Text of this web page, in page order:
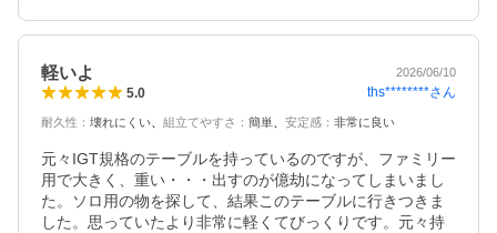
軽いよ 2026/06/10
5.0 ths********さん
耐久性 ： 壊れにくい 組立てやすさ ： 簡単 安定感 ： 非常に良い
元々IGT規格のテーブルを持っているのですが、ファミリー
用で大きく、重い・・・出すのが億劫になってしまいまし
た。ソロ用の物を探して、結果このテーブルに行きつきま
した。思っていたより非常に軽くてびっくりです。元々持